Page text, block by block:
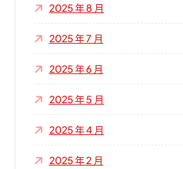
2025 年 8 月
2025 年 7 月
2025 年 6 月
2025 年 5 月
2025 年 4 月
2025 年 2 月